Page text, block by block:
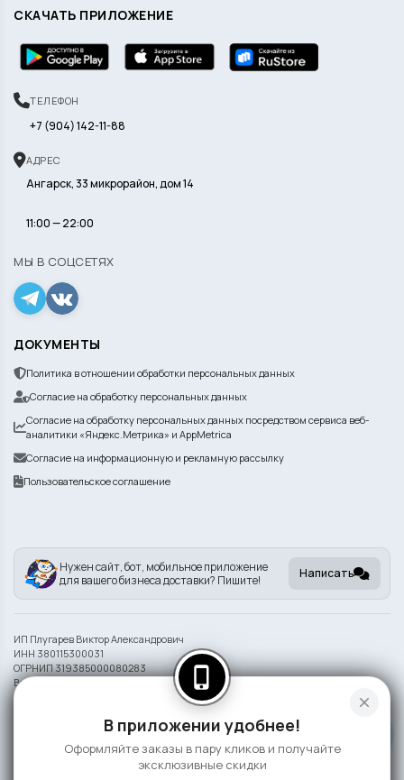
СКАЧАТЬ ПРИЛОЖЕНИЕ
ТЕЛЕФОН
+7 (904) 142-11-88
АДРЕС
Ангарск, 33 микрорайон, дом 14
11:00 — 22:00
МЫ В СОЦСЕТЯХ
ДОКУМЕНТЫ
Политика в отношении обработки персональных данных
Согласие на обработку персональных данных
Согласие на обработку персональных данных посредством сервиса веб-
аналитики «Яндекс.Метрика» и AppMetrica
Согласие на информационную и рекламную рассылку
Пользовательское соглашение
Нужен сайт, бот, мобильное приложение
для вашего бизнеса доставки? Пишите!
Написать
ИП Плугарев Виктор Александрович
ИНН 380115300031
ОГРНИП 319385000080283
Внешний вид блюд может отличаться от представленного на фото.
Информация на сайте носит справочный характер и не является публичной
2026 СлонаБыСъел
close
phone_iphone
В приложении удобнее!
Оформляйте заказы в пару кликов и получайте
эксклюзивные скидки